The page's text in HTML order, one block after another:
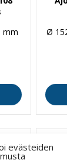
evästeiden
mm
Ø